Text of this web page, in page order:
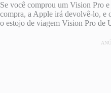
Se você comprou um Vision Pro
compra, a Apple irá devolvê-lo, e
o estojo de viagem Vision Pro de